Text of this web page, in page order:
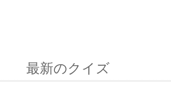
最新のクイズ